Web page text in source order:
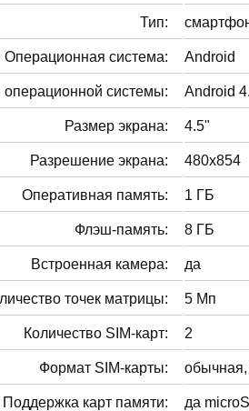
Тип:
Операционная система: Android
операционной системы: Android
Размер экрана: 4.5"
Разрешение экрана: 480x854
Оперативная память: 1 ГБ
Флэш-память: 8 ГБ
Встроенная камера: да
точек матрицы: 5 Мп
Количество SIM-карт: 2
Формат SIM-карты: обычная,
Поддержка карт памяти: да